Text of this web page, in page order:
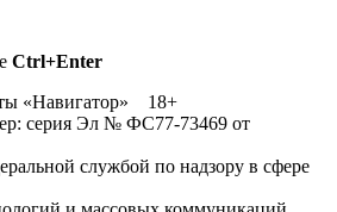
Ctrl+Enter
«Навигатор» 18+
серия Эл № ФС77-73469 от
службой по надзору в сфере